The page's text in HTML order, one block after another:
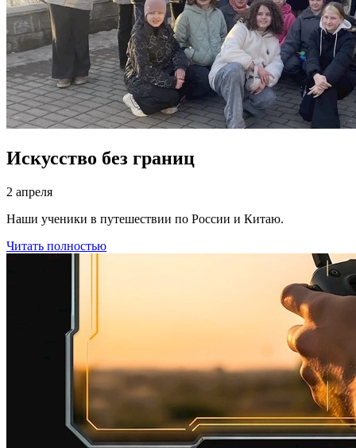
Искусство без границ
2 апреля
Наши ученики в путешествии по России и Китаю.
Читать полностью